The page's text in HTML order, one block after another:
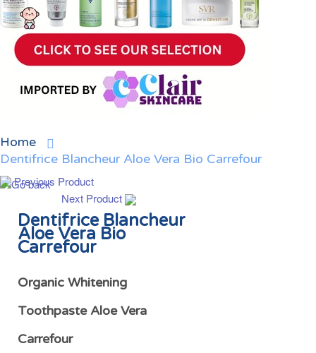
Home
Dentifrice Blancheur Aloe Vera Bio Carrefour
Previous Product
Next Product
Dentifrice Blancheur
Aloe Vera Bio
Carrefour
Organic Whitening
Toothpaste Aloe Vera
Carrefour